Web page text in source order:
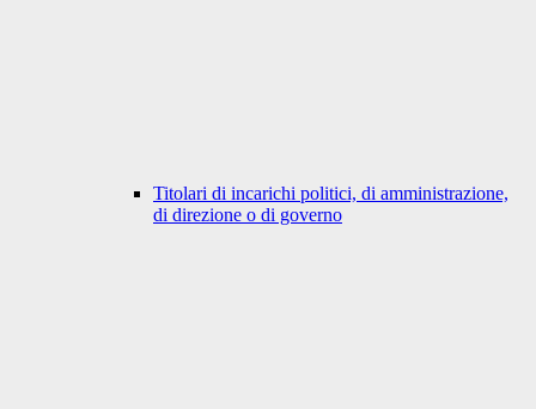
Titolari di incarichi politici, di amministrazione,
di direzione o di governo